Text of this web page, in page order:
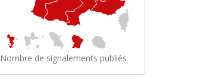
Nombre de signalements publiés